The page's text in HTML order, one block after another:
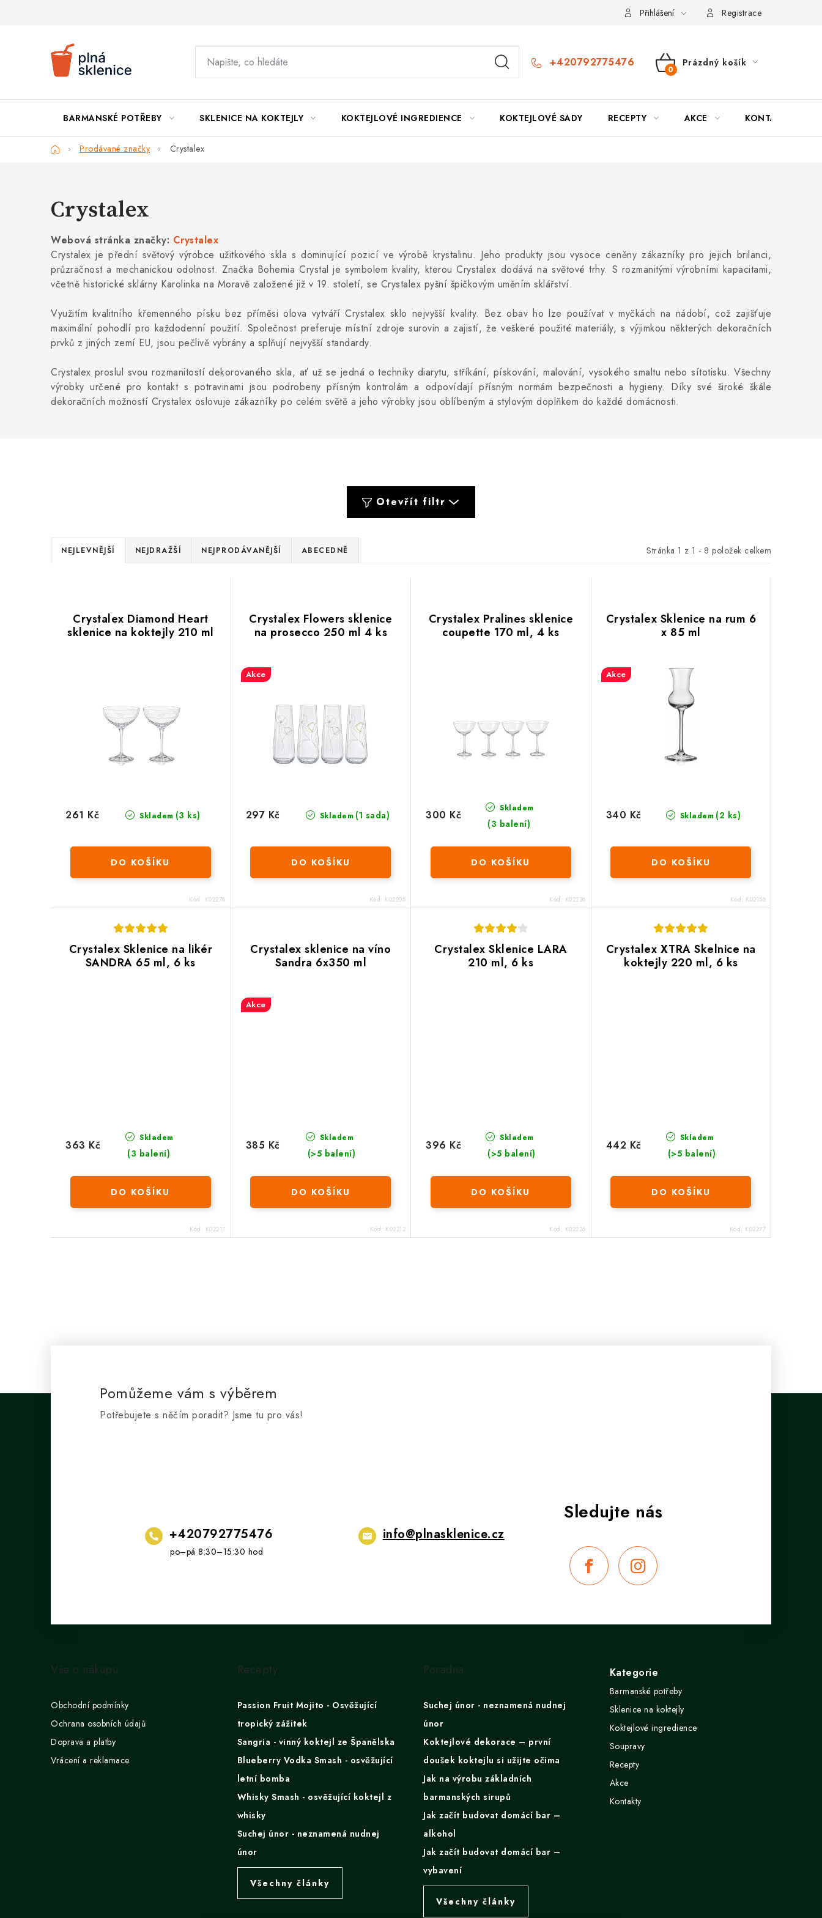
Přihlášení Registrace
+420792775476
Nákupní
Prázdný košík
BARMANSKÉ POTŘEBY SKLENICE NA KOKTEJLY KOKTEJLOVÉ INGREDIENCE KOKTEJLOVÉ SADY RECEPTY AKCE KONTAKTY
DomůProdávané značky Crystalex
Crystalex
Webová stránka značky: Crystalex
Crystalex je přední světový výrobce užitkového skla s dominující pozicí ve výrobě krystalinu. Jeho produkty jsou vysoce ceněny zákazníky pro jejich brilanci,
průzračnost a mechanickou odolnost. Značka Bohemia Crystal je symbolem kvality, kterou Crystalex dodává na světové trhy. S rozmanitými výrobními kapacitami,
včetně historické sklárny Karolinka na Moravě založené již v 19. století, se Crystalex pyšní špičkovým uměním sklářství.
Využitím kvalitního křemenného písku bez příměsi olova vytváří Crystalex sklo nejvyšší kvality. Bez obav ho lze používat v myčkách na nádobí, což zajišťuje
maximální pohodlí pro každodenní použití. Společnost preferuje místní zdroje surovin a zajistí, že veškeré použité materiály, s výjimkou některých dekoračních
prvků z jiných zemí EU, jsou pečlivě vybrány a splňují nejvyšší standardy.
Crystalex proslul svou rozmanitostí dekorovaného skla, ať už se jedná o techniky diarytu, stříkání, pískování, malování, vysokého smaltu nebo sítotisku. Všechny
výrobky určené pro kontakt s potravinami jsou podrobeny přísným kontrolám a odpovídají přísným normám bezpečnosti a hygieny. Díky své široké škále
dekoračních možností Crystalex oslovuje zákazníky po celém světě a jeho výrobky jsou oblíbeným a stylovým doplňkem do každé domácnosti.
Otevřít filtr
Stránka 1 z 1 - 8 položek celkem
a
NEJLEVNĚJŠÍ NEJDRAŽŠÍ NEJPRODÁVANĚJŠÍ ABECEDNĚ
Crystalex Diamond Heart
sklenice na koktejly 210 ml
Skladem (3 ks)
261 Kč
DO KOŠÍKU
Kód: K02278
Crystalex Flowers sklenice
na prosecco 250 ml 4 ks
Akce
Skladem (1 sada)
297 Kč
DO KOŠÍKU
Kód: K02205
Crystalex Pralines sklenice
coupette 170 ml, 4 ks
Skladem
(3 balení)
300 Kč
DO KOŠÍKU
Kód: K02238
Crystalex Sklenice na rum 6
x 85 ml
Akce
Skladem (2 ks)
340 Kč
DO KOŠÍKU
Kód: K02158
Crystalex Sklenice na likér
SANDRA 65 ml, 6 ks
Skladem
(3 balení)
363 Kč
DO KOŠÍKU
Kód: K02217
Crystalex sklenice na víno
Sandra 6x350 ml
Akce
Skladem
(>5 balení)
385 Kč
DO KOŠÍKU
Kód: K02212
Crystalex Sklenice LARA
210 ml, 6 ks
Skladem
(>5 balení)
396 Kč
DO KOŠÍKU
Kód: K02226
Crystalex XTRA Skelnice na
koktejly 220 ml, 6 ks
Skladem
(>5 balení)
442 Kč
DO KOŠÍKU
Kód: K02277
a
s
Pomůžeme vám s výběrem
Potřebujete s něčím poradit? Jsme tu pro vás!
info@plnasklenice.cz
+420792775476
Vše o nákupu
Obchodní podmínky
Ochrana osobních údajů
Doprava a platby
Vrácení a reklamace
Recepty
Passion Fruit Mojito - Osvěžující
tropický zážitek
Sangria - vinný koktejl ze Španělska
Blueberry Vodka Smash - osvěžující
letní bomba
Whisky Smash - osvěžující koktejl z
whisky
Suchej únor - neznamená nudnej
únor
Všechny články
Poradna
Suchej únor - neznamená nudnej
únor
Koktejlové dekorace – první
doušek koktejlu si užijte očima
Jak na výrobu základních
barmanských sirupů
Jak začít budovat domácí bar –
alkohol
Jak začít budovat domácí bar –
vybavení
Všechny články
Kategorie
Barmanské potřeby
Sklenice na koktejly
Koktejlové ingredience
Soupravy
Recepty
Akce
Kontakty